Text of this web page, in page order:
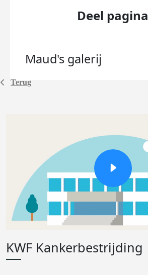
Terug
Deel pagina
Maud's galerij
KWF Kankerbestrijding